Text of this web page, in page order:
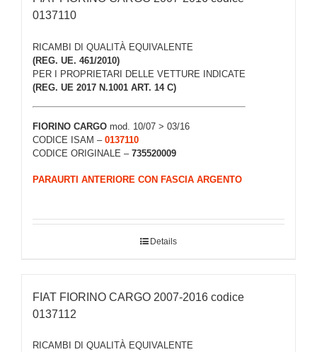
0137110
RICAMBI DI QUALITÀ EQUIVALENTE
(REG. UE. 461/2010)
PER I PROPRIETARI DELLE VETTURE INDICATE
(REG. UE 2017 N.1001 ART. 14 C)
FIORINO CARGO mod. 10/07 > 03/16
CODICE ISAM – 0137110
CODICE ORIGINALE – 735520009
PARAURTI ANTERIORE CON FASCIA ARGENTO
Details
FIAT FIORINO CARGO 2007-2016 codice
0137112
RICAMBI DI QUALITÀ EQUIVALENTE